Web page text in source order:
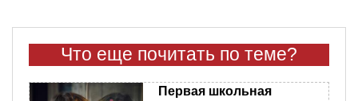
Что еще почитать по теме?
Первая школьная